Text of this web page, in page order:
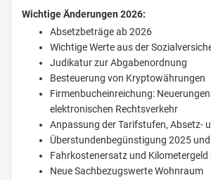
Wichtige Änderungen 2026:
Absetzbeträge ab 2026
Wichtige Werte aus der
Judikatur zur Abgabenordnung
Besteuerung von Kryptowährungen
Firmenbucheinreichung:
elektronischen Rechtsverkehr
Anpassung der Tarifstufen, Absetz-
Überstundenbegünstigung 2025
Fahrkostenersatz und Kilometergeld
Neue Sachbezugswerte Wohnraum